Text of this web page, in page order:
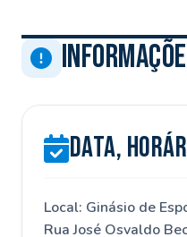
Data,
Local: Ginásio de
Rua José Osvaldo